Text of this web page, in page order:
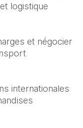
logistique